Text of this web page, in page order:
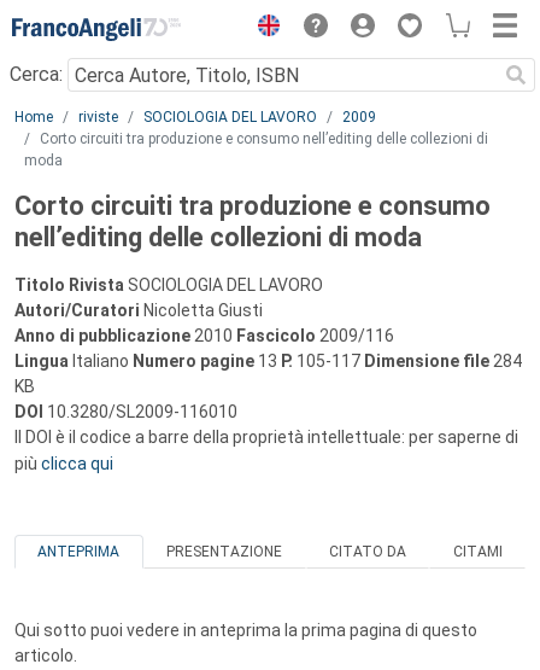
Menu
Cerca:
Main content
Home riviste SOCIOLOGIA DEL LAVORO
2009
Corto circuiti tra produzione e consumo nell’editing delle collezioni di
moda
Corto circuiti tra produzione e consumo
nell’editing delle collezioni di moda
Titolo Rivista SOCIOLOGIA DEL LAVORO
Autori/Curatori Nicoletta Giusti
Anno di pubblicazione 2010 Fascicolo 2009/116
Lingua Italiano Numero pagine 13 P. 105-117 Dimensione file 284
KB
DOI 10.3280/SL2009-116010
Il DOI è il codice a barre della proprietà intellettuale: per saperne di
più clicca qui
ANTEPRIMA PRESENTAZIONE CITATO DA CITAMI
Qui sotto puoi vedere in anteprima la prima pagina di questo
articolo.